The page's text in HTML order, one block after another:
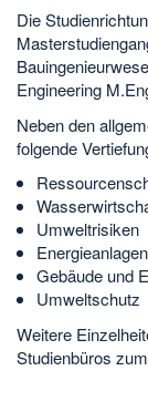
Die
Engineering
Neben den
folgende
Umweltrisiken
Energieanlagen
Gebäude und
Umweltschutz
Weitere
Studienbüros